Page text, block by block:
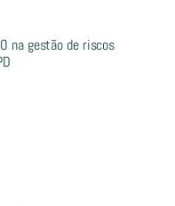
na gestão de riscos